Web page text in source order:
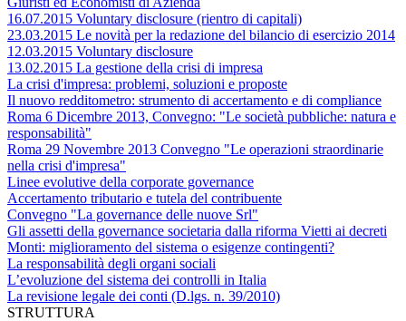
16.07.2015 Voluntary disclosure (rientro di capitali)
23.03.2015 Le novità per la redazione del bilancio di esercizio 2014
12.03.2015 Voluntary disclosure
13.02.2015 La gestione della crisi di impresa
La crisi d'impresa: problemi, soluzioni e proposte
Il nuovo redditometro: strumento di accertamento e di compliance
Roma 6 Dicembre 2013, Convegno: "Le società pubbliche: natura e
responsabilità"
Roma 29 Novembre 2013 Convegno "Le operazioni straordinarie
nella crisi d'impresa"
Linee evolutive della corporate governance
Accertamento tributario e tutela del contribuente
Convegno "La governance delle nuove Srl"
Gli assetti della governance societaria dalla riforma Vietti ai decreti
Monti: miglioramento del sistema o esigenze contingenti?
La responsabilità degli organi sociali
L’evoluzione del sistema dei controlli in Italia
La revisione legale dei conti (D.lgs. n. 39/2010)
STRUTTURA